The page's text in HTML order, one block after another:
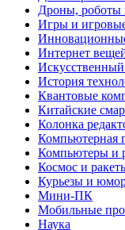
Дроны, роботы
Игры и
Интернет
История
Квантовые
Китайские
Колонка
Компьютерная
Компьютеры и
Космос и
Курьезы и
Мини-ПК
Мобильные
Наука